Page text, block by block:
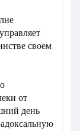
своем
от
день